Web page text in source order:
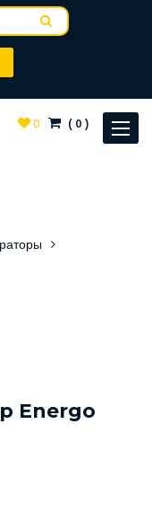
Toggle
0 (0)
Energo